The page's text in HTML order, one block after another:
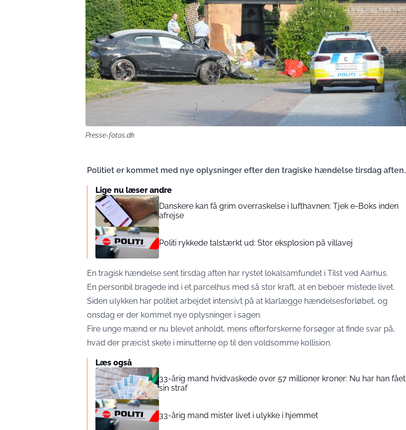
Presse-fotos.dk
Politiet er kommet med nye oplysninger efter den tragiske hændelse tirsdag aften.
Lige nu læser andre
Danskere kan få grim overraskelse i lufthavnen: Tjek e-Boks inden
afrejse
Politi rykkede talstærkt ud: Stor eksplosion på villavej
En tragisk hændelse sent tirsdag aften har rystet lokalsamfundet i Tilst ved Aarhus.
En personbil bragede ind i et parcelhus med så stor kraft, at en beboer mistede livet.
Siden ulykken har politiet arbejdet intensivt på at klarlægge hændelsesforløbet, og
onsdag er der kommet nye oplysninger i sagen.
Fire unge mænd er nu blevet anholdt, mens efterforskerne forsøger at finde svar på,
hvad der præcist skete i minutterne op til den voldsomme kollision.
Læs også
33-årig mand hvidvaskede over 57 millioner kroner: Nu har han fået
sin straf
33-årig mand mister livet i ulykke i hjemmet